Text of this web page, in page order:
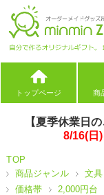
トップページ 商
【夏季休業日
8/16(日)
TOP
商品ジャンル
文具
価格帯
2,000円台